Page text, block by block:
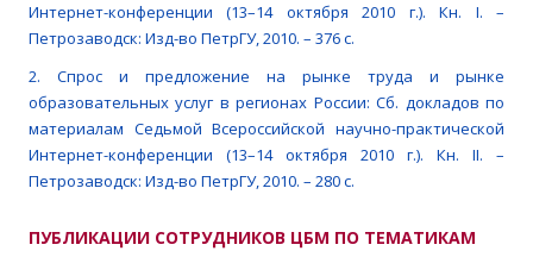
Интернет-конференции (13–14 октября 2010 г.). Кн. I. –
Петрозаводск: Изд-во ПетрГУ, 2010. – 376 с.
2. Спрос и предложение на рынке труда и рынке
образовательных услуг в регионах России: Сб. докладов по
материалам Седьмой Всероссийской научно-практической
Интернет-конференции (13–14 октября 2010 г.). Кн. II. –
Петрозаводск: Изд-во ПетрГУ, 2010. – 280 с.
ПУБЛИКАЦИИ СОТРУДНИКОВ ЦБМ ПО ТЕМАТИКАМ